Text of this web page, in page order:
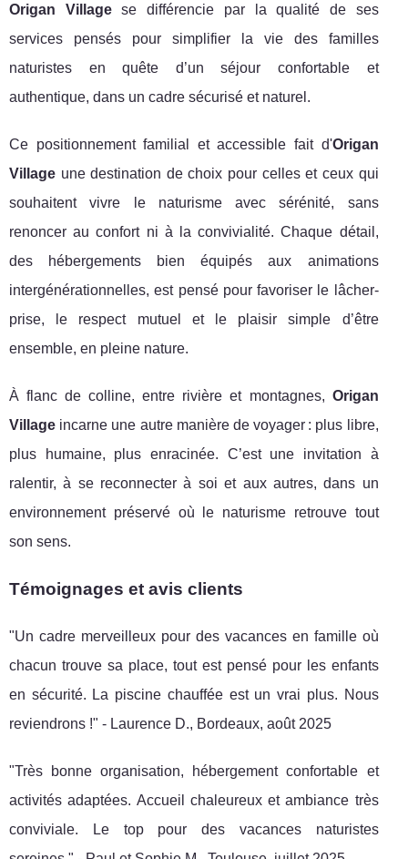
Origan Villagese différencie par la qualité de ses
services pensés pour simplifier la vie des familles
naturistes en quête d’un séjour confortable et
authentique, dans un cadre sécurisé et naturel.
Ce positionnement familial et accessible fait d'Origan
Village une destination de choix pour celles et ceux qui
souhaitent vivre le naturisme avec sérénité, sans
renoncer au confort ni à la convivialité. Chaque détail,
des hébergements bien équipés aux animations
intergénérationnelles, est pensé pour favoriser le lâcher-
prise, le respect mutuel et le plaisir simple d’être
ensemble, en pleine nature.
À flanc de colline, entre rivière et montagnes, Origan
Village incarne une autre manière de voyager : plus libre,
plus humaine, plus enracinée. C’est une invitation à
ralentir, à se reconnecter à soi et aux autres, dans un
environnement préservé où le naturisme retrouve tout
son sens.
Témoignages et avis clients
"Un cadre merveilleux pour des vacances en famille où
chacun trouve sa place, tout est pensé pour les enfants
en sécurité. La piscine chauffée est un vrai plus. Nous
reviendrons !" - Laurence D., Bordeaux, août 2025
"Très bonne organisation, hébergement confortable et
activités adaptées. Accueil chaleureux et ambiance très
conviviale. Le top pour des vacances naturistes